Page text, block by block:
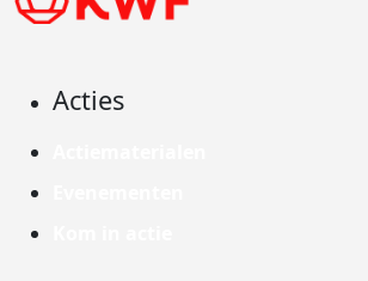
Acties